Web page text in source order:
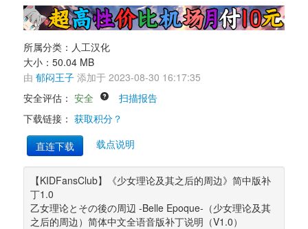
所属分类：人工汉化
大小：50.04 MB
由 郁闷王子 添加于 2023-08-30 16:17:35
安全评估： 安全
扫描报告
下载链接： 获取积分？
直连下载
载点说明
【KIDFansClub】《少女理论及其之后的周边》简中版补
丁1.0
乙女理论とその後の周辺 -Belle Epoque-（少女理论及其
之后的周边）简体中文全语音版补丁说明（V1.0）